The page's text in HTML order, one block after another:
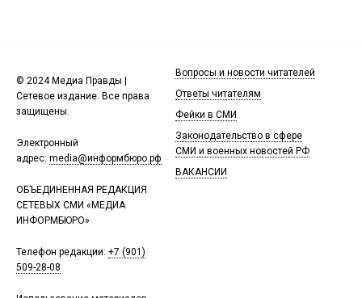
© 2024 Медиа Правды |
Сетевое издание. Все права
защищены.
Электронный
адрес: media@информбюро.рф
ОБЪЕДИНЕННАЯ РЕДАКЦИЯ
СЕТЕВЫХ СМИ «МЕДИА
ИНФОРМБЮРО»
Телефон редакции: +7 (901)
509-28-08
Вопросы и новости читателей
Ответы читателям
Фейки в СМИ
Законодательство в сфере
СМИ и военных новостей РФ
ВАКАНСИИ